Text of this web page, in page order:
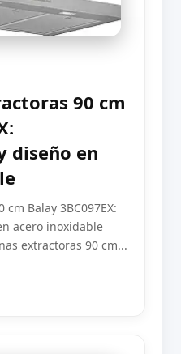
90 cm
diseño en
Balay 3BC097EX:
acero inoxidable
extractoras 90 cm...